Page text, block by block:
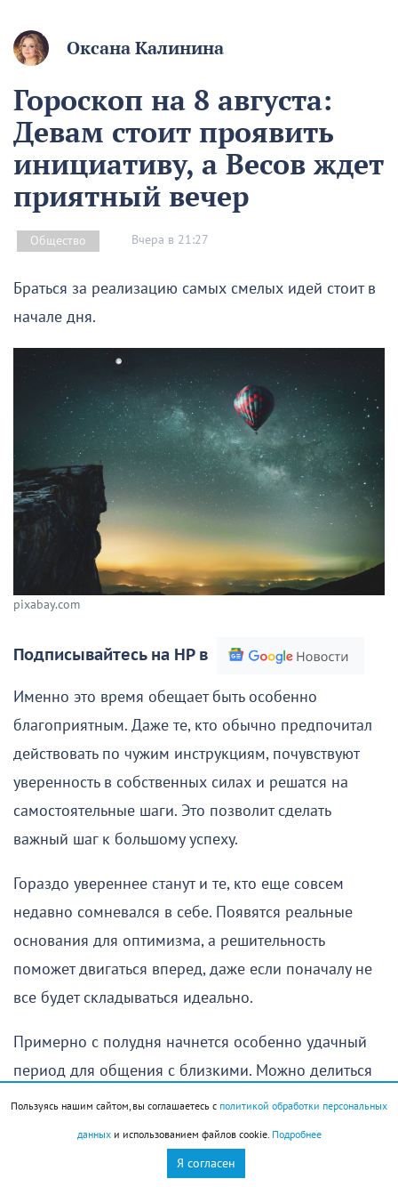
Оксана Калинина
Гороскоп на 8 августа:
Девам стоит проявить
инициативу, а Весов ждет
приятный вечер
Общество Вчера в 21:27
Браться за реализацию самых смелых идей стоит в
начале дня.
pixabay.com
Подписывайтесь на НР в
Именно это время обещает быть особенно
благоприятным. Даже те, кто обычно предпочитал
действовать по чужим инструкциям, почувствуют
уверенность в собственных силах и решатся на
самостоятельные шаги. Это позволит сделать
важный шаг к большому успеху.
Гораздо увереннее станут и те, кто еще совсем
недавно сомневался в себе. Появятся реальные
основания для оптимизма, а решительность
поможет двигаться вперед, даже если поначалу не
все будет складываться идеально.
Примерно с полудня начнется особенно удачный
период для общения с близкими. Можно делиться
своими переживаниями, обращаться за советом
или просить помощи в решении практических
вопросов. Семейные разногласия останутся в
Пользуясь нашим сайтом, вы соглашаетесь с политикой обработки персональных
данныхи использованием файлов cookie. Подробнее
Я согласен